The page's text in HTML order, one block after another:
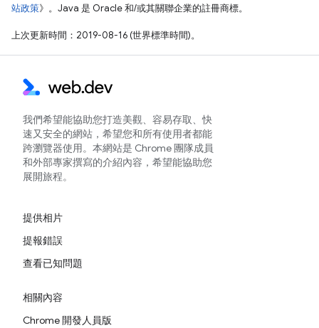
站政策》。Java 是 Oracle 和/或其關聯企業的註冊商標。
上次更新時間：2019-08-16 (世界標準時間)。
我們希望能協助您打造美觀、容易存取、快
速又安全的網站，希望您和所有使用者都能
跨瀏覽器使用。本網站是 Chrome 團隊成員
和外部專家撰寫的介紹內容，希望能協助您
展開旅程。
提供相片
提報錯誤
查看已知問題
相關內容
Chrome 開發人員版